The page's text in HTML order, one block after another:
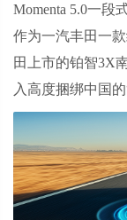
Momenta 5.0一段
作为一汽丰田一
田上市的铂智3X
入高度捆绑中国的